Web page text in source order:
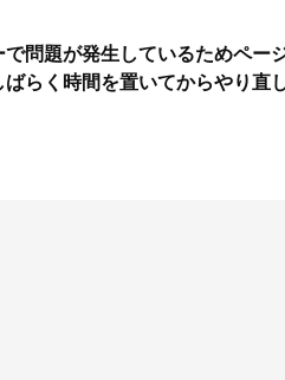
問題が発生しているためペー
ばらく時間を置いてからやり直